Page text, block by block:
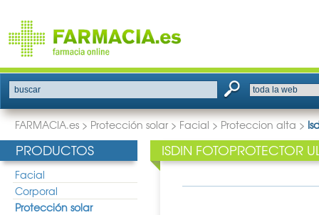
buscar
FARMACIA.es > Protección solar > Facial > Proteccion alta >
PRODUCTOS
Facial
Corporal
Protección solar
ISDIN FOTOPROTECTOR